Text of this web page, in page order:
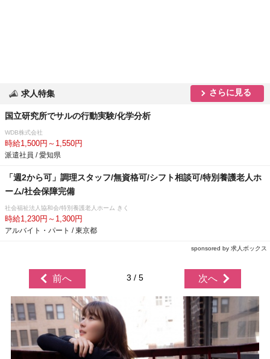
求人特集 さらに見る
国立研究所でサルの行動実験/化学分析
WDB株式会社
時給1,500円～1,550円
派遣社員 / 愛知県
「週2から可」調理スタッフ/無資格可/シフト相談可/特別養護老人ホ
ーム/社会保障完備
社会福祉法人協和会/特別養護老人ホーム きく
時給1,230円～1,300円
アルバイト・パート / 東京都
sponsored by 求人ボックス
前へ 3 / 5 次へ